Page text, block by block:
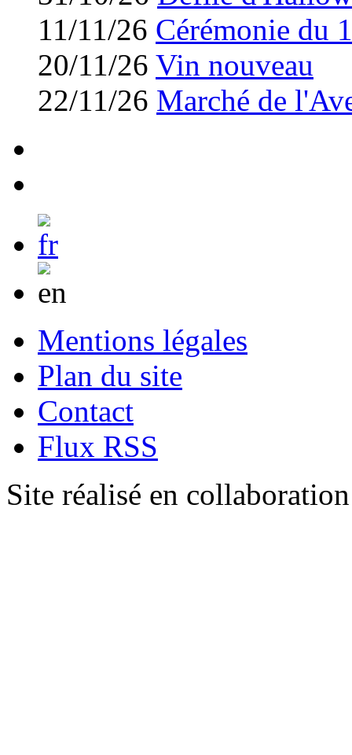
11/11/26 Cérémonie du
20/11/26 Vin nouveau
22/11/26 Marché de
Mentions légales
Plan du site
Contact
Flux RSS
Site réalisé en